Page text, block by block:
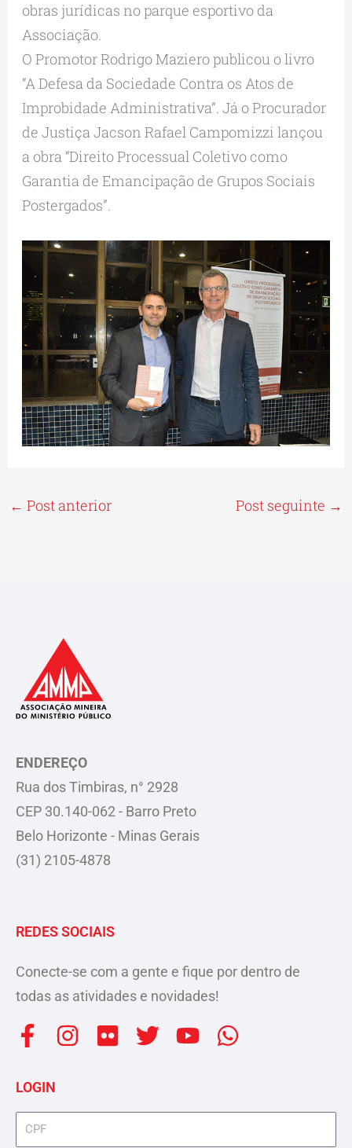
obras jurídicas no parque esportivo da
Associação.
O Promotor Rodrigo Maziero publicou o livro
“A Defesa da Sociedade Contra os Atos de
Improbidade Administrativa”. Já o Procurador
de Justiça Jacson Rafael Campomizzi lançou
a obra “Direito Processual Coletivo como
Garantia de Emancipação de Grupos Sociais
Postergados”.
← Post anterior Post seguinte →
ENDEREÇO
Rua dos Timbiras, n° 2928
CEP 30.140-062 - Barro Preto
Belo Horizonte - Minas Gerais
(31) 2105-4878
REDES SOCIAIS
Conecte-se com a gente e fique por dentro de
todas as atividades e novidades!
F
a
c
e
b
I
t
F
c
T
t
Y
t
W
t
LOGIN
cpf